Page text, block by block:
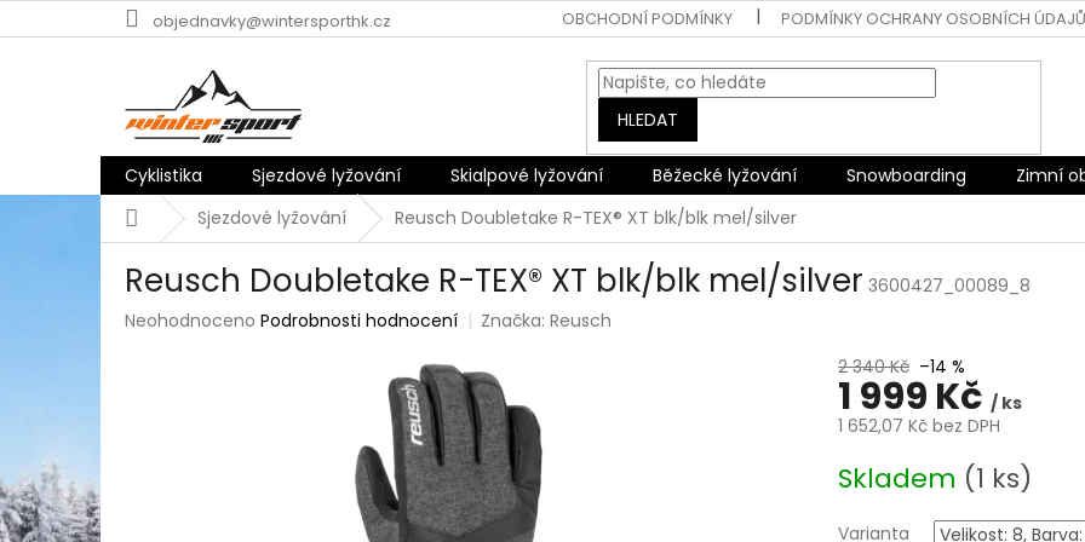
na
objednavky@wintersporthk.cz OBCHODNÍ PODMÍNKY PODMÍNKY OCHRANY OSOBNÍCH ÚDAJŮ
HLEDAT
Cyklistika Sjezdové lyžování Skialpové lyžování Běžecké lyžování Snowboarding Zimní
DomůSjezdové lyžování Reusch Doubletake R-TEX® XT blk/blk mel/silver
Reusch Doubletake R-TEX® XT blk/blk mel/silver 3600427_00089_8
Průměrné
Neohodnoceno Podrobnosti hodnocení Značka:Reusch
2 340 Kč –14 %
1 999 Kč / ks
1 652,07 Kč bez DPH
cena:
Skladem (1 ks)
Varianta